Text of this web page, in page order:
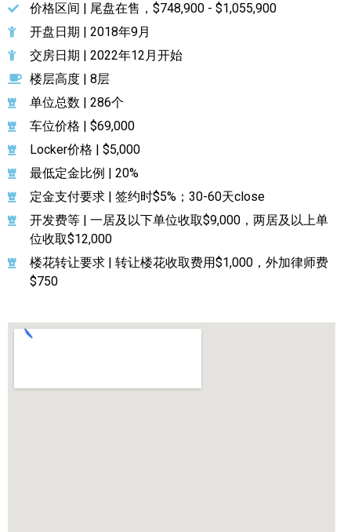
价格区间 | 尾盘在售，$748,900 - $1,055,900
开盘日期 | 2018年9月
交房日期 | 2022年12月开始
楼层高度 | 8层
单位总数 | 286个
车位价格 | $69,000
Locker价格 | $5,000
最低定金比例 | 20%
定金支付要求 | 签约时$5%；30-60天close
开发费等 | 一居及以下单位收取$9,000，两居及以上单
位收取$12,000
楼花转让要求 | 转让楼花收取费用$1,000，外加律师费
$750